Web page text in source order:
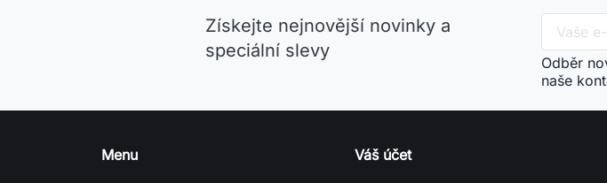
Všeobecné obchodní podmínky
Podrobně o cookies
Gill: britská značka zameraná na
Přihlásit se